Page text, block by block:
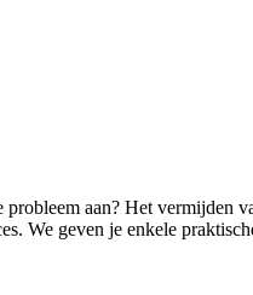
aan? Het vermijden
We geven je enkele